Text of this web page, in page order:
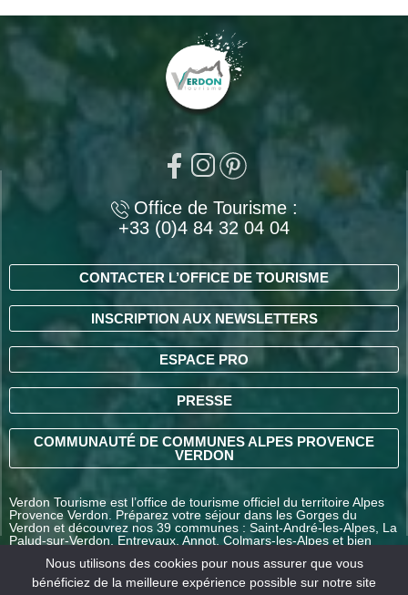
Office de Tourisme :
+33 (0)4 84 32 04 04
CONTACTER L’OFFICE DE TOURISME
INSCRIPTION AUX NEWSLETTERS
ESPACE PRO
PRESSE
COMMUNAUTÉ DE COMMUNES ALPES PROVENCE
VERDON
Verdon Tourisme est l’office de tourisme officiel du territoire Alpes
Provence Verdon. Préparez votre séjour dans les Gorges du
Verdon et découvrez nos 39 communes : Saint-André-les-Alpes, La
Palud-sur-Verdon, Entrevaux, Annot, Colmars-les-Alpes et bien
Nous utilisons des cookies pour nous assurer que vous
bénéficiez de la meilleure expérience possible sur notre site